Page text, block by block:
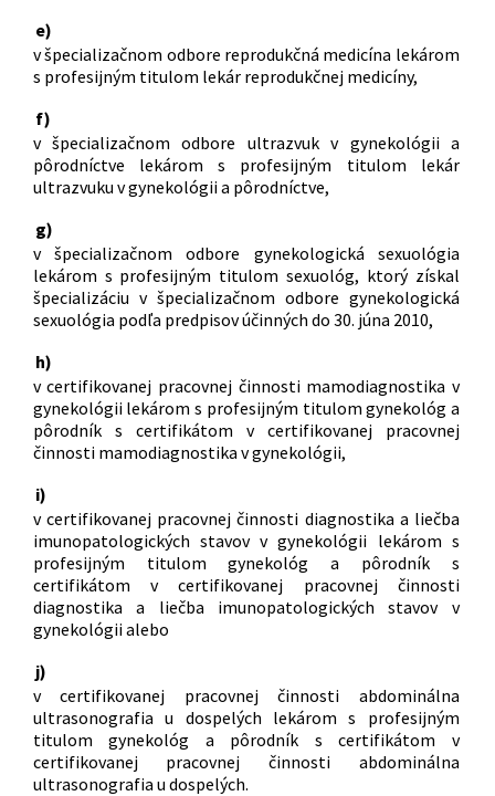
e)
v špecializačnom odbore reprodukčná medicína lekárom
s profesijným titulom lekár reprodukčnej medicíny,
f)
v špecializačnom odbore ultrazvuk v gynekológii a
pôrodníctve lekárom s profesijným titulom lekár
ultrazvuku v gynekológii a pôrodníctve,
g)
v špecializačnom odbore gynekologická sexuológia
lekárom s profesijným titulom sexuológ, ktorý získal
špecializáciu v špecializačnom odbore gynekologická
sexuológia podľa predpisov účinných do 30. júna 2010,
h)
v certifikovanej pracovnej činnosti mamodiagnostika v
gynekológii lekárom s profesijným titulom gynekológ a
pôrodník s certifikátom v certifikovanej pracovnej
činnosti mamodiagnostika v gynekológii,
i)
v certifikovanej pracovnej činnosti diagnostika a liečba
imunopatologických stavov v gynekológii lekárom s
profesijným titulom gynekológ a pôrodník s
certifikátom v certifikovanej pracovnej činnosti
diagnostika a liečba imunopatologických stavov v
gynekológii alebo
j)
v certifikovanej pracovnej činnosti abdominálna
ultrasonografia u dospelých lekárom s profesijným
titulom gynekológ a pôrodník s certifikátom v
certifikovanej pracovnej činnosti abdominálna
ultrasonografia u dospelých.